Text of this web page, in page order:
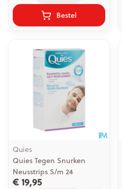
Bestel
Quies
Quies Tegen Snurken
Neusstrips S/m 24
€ 19,95